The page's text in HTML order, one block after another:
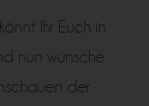
Ihr Euch in
nun wünsche
der